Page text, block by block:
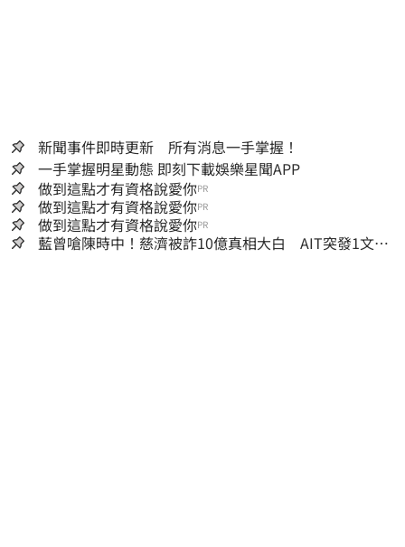
新聞事件即時更新 所有消息一手掌握！
一手掌握明星動態 即刻下載娛樂星聞APP
做到這點才有資格說愛你PR
做到這點才有資格說愛你PR
做到這點才有資格說愛你PR
藍曾嗆陳時中！慈濟被詐10億真相大白 AIT突發1文酸